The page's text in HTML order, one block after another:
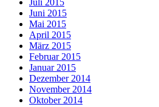
Juli 2015
Juni 2015
Mai 2015
April 2015
März 2015
Februar 2015
Januar 2015
Dezember 2014
November 2014
Oktober 2014